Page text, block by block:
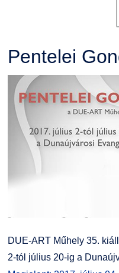
Pentelei
DUE-ART Műhely 35.
2-tól július 20-ig a